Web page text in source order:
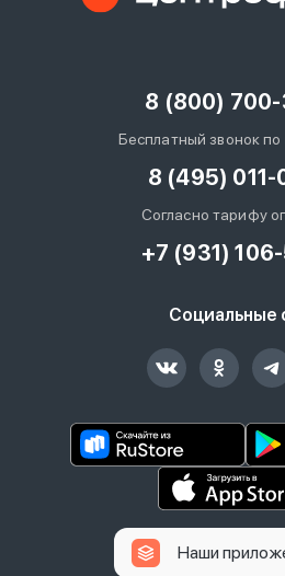
8 (800)
Бесплатный звонок по
8 (495)
Согласно тарифу
+7 (931)
Социальные
Наши